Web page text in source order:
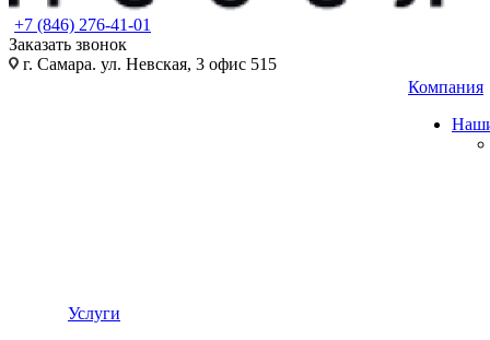
+7 (846) 276-41-01
Заказать звонок
г. Самара. ул. Невская, 3 офис 515
Услуги
Компания